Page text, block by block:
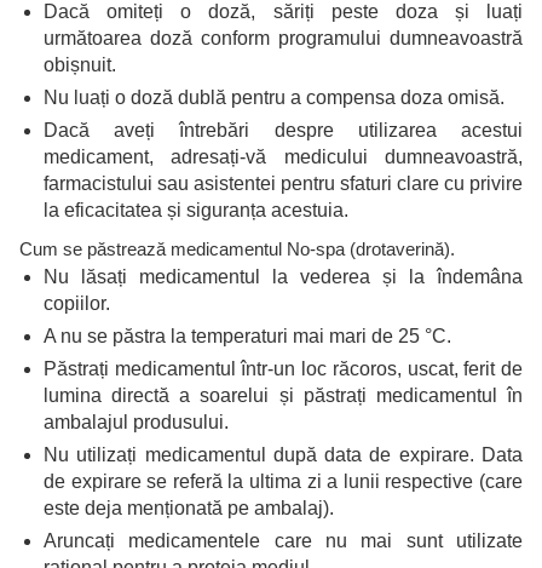
Dacă omiteți o doză, săriți peste doza și luați
următoarea doză conform programului dumneavoastră
obișnuit.
Nu luați o doză dublă pentru a compensa doza omisă.
Dacă aveți întrebări despre utilizarea acestui
medicament, adresați-vă medicului dumneavoastră,
farmacistului sau asistentei pentru sfaturi clare cu privire
la eficacitatea și siguranța acestuia.
Cum se păstrează medicamentul No-spa (drotaverină).
Nu lăsați medicamentul la vederea și la îndemâna
copiilor.
A nu se păstra la temperaturi mai mari de 25 °C.
Păstrați medicamentul într-un loc răcoros, uscat, ferit de
lumina directă a soarelui și păstrați medicamentul în
ambalajul produsului.
Nu utilizați medicamentul după data de expirare. Data
de expirare se referă la ultima zi a lunii respective (care
este deja menționată pe ambalaj).
Aruncați medicamentele care nu mai sunt utilizate